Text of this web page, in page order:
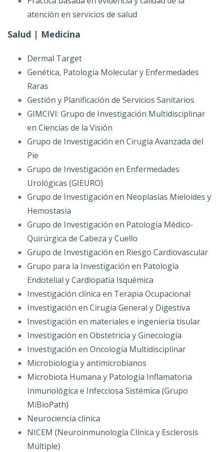
atención en servicios de salud
Salud | Medicina
Dermal Target
Genética, Patología Molecular y Enfermedades
Raras
Gestión y Planificación de Servicios Sanitarios
GIMCIVI: Grupo de Investigación Multidisciplinar
en Ciencias de la Visión
Grupo de Investigación en Cirugía Avanzada del
Pie
Grupo de Investigación en Enfermedades
Urológicas (GIEURO)
Grupo de Investigación en Neoplasias Mieloides y
Hemostasia
Grupo de Investigación en Patología Médico-
Quirúrgica de Cabeza y Cuello
Grupo de Investigación en Riesgo Cardiovascular
Grupo para la Investigación en Patología
Endotelial y Cardiopatía Isquémica
Investigación clínica en Terapia Ocupacional
Investigación en Cirugía General y Digestiva
Investigación en materiales e ingeniería tisular
Investigación en Obstetricia y Ginecología
Investigación en Oncología Multidisciplinar
Microbiología y antimicrobianos
Microbiota Humana y Patología Inflamatoria
Inmunológica e Infecciosa Sistémica (Grupo
MiBioPath)
Neurociencia clinica
NICEM (Neuroinmunología Clínica y Esclerosis
Múltiple)